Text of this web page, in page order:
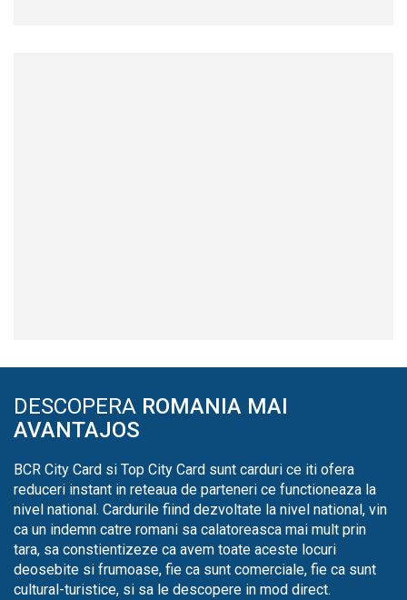
DESCOPERA ROMANIA MAI
AVANTAJOS
BCR City Card si Top City Card sunt carduri ce iti ofera
reduceri instant in reteaua de parteneri ce functioneaza la
nivel national. Cardurile fiind dezvoltate la nivel national, vin
ca un indemn catre romani sa calatoreasca mai mult prin
tara, sa constientizeze ca avem toate aceste locuri
deosebite si frumoase, fie ca sunt comerciale, fie ca sunt
cultural-turistice, si sa le descopere in mod direct.